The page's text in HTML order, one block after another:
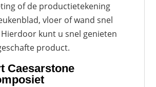
of de productietekening
vloer of wand snel
kunt u snel genieten
product.
Caesarstone